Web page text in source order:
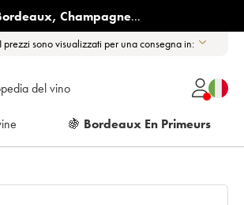
, Champagne...
I prezzi sono visualizzati per una consegna in:
del vino
🍇 Bordeaux En Primeurs